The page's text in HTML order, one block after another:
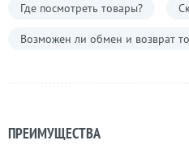
Где посмотреть товары?
Возможен ли обмен и возврат
ПРЕИМУЩЕСТВА